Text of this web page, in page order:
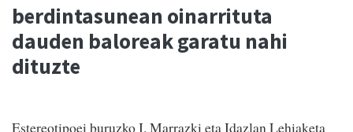
berdintasunean oinarrituta
dauden baloreak garatu nahi
dituzte
Estereotipoei buruzko I. Marrazki eta Idazlan Lehiaketa